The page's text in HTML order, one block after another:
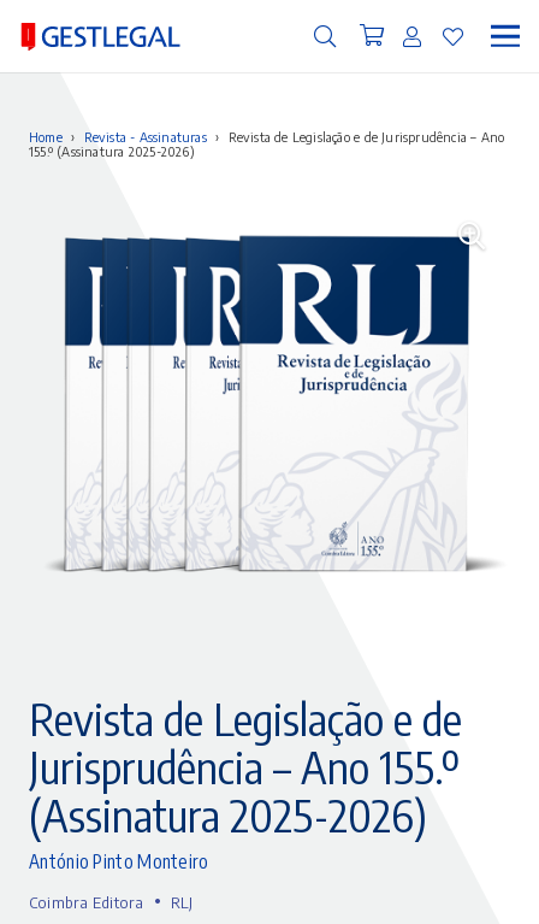
Home › Revista - Assinaturas ›
Revista de Legislação e de Jurisprudência – Ano
155.º (Assinatura 2025-2026)
Revista de Legislação e de
Jurisprudência – Ano 155.º
(Assinatura 2025-2026)
António Pinto Monteiro
Coimbra Editora • RLJ